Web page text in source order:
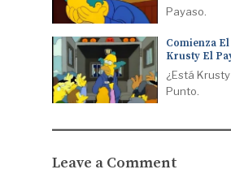
Payaso.
Comienza
Krusty El
¿Está
Punto.
Leave a Comment